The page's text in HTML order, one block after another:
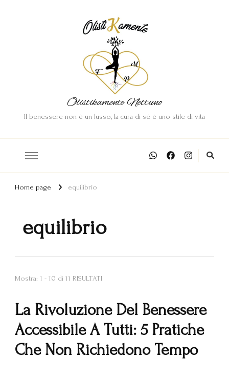
Olistikamente Nettuno
Il benessere non è un lusso, la cura di sé è uno stile di vita
Home page equilibrio
equilibrio
Mostra: 1 - 10 di 11 RISULTATI
La Rivoluzione Del Benessere
Accessibile A Tutti: 5 Pratiche
Che Non Richiedono Tempo